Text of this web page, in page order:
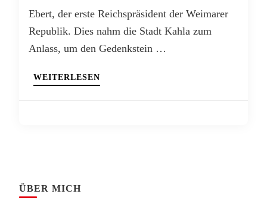
Ebert, der erste Reichspräsident der Weimarer
Republik. Dies nahm die Stadt Kahla zum
Anlass, um den Gedenkstein …
WEITERLESEN
ÜBER MICH